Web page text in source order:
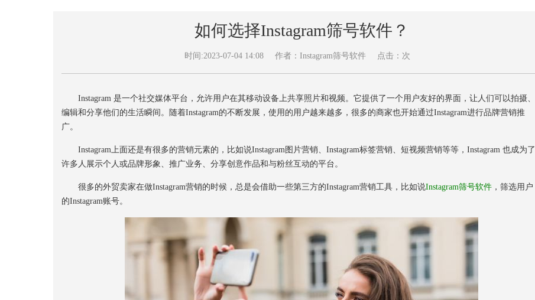
如何选择Instagram筛号软件？
时间:2023-07-04 14:08 作者：Instagram筛号软件 点击： 次
Instagram 是一个社交媒体平台，允许用户在其移动设备上共享照片和视频。它提供了一个用户友好的界面，让人们可以拍摄、
编辑和分享他们的生活瞬间。随着Instagram的不断发展，使用的用户越来越多，很多的商家也开始通过Instagram进行品牌营销推
广。
Instagram上面还是有很多的营销元素的，比如说Instagram图片营销、Instagram标签营销、短视频营销等等，Instagram 也成为了
许多人展示个人或品牌形象、推广业务、分享创意作品和与粉丝互动的平台。
很多的外贸卖家在做Instagram营销的时候，总是会借助一些第三方的Instagram营销工具，比如说Instagram筛号软件 ，筛选用户
的Instagram账号。